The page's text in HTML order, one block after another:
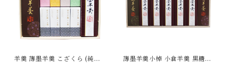
羊羹 薄墨羊羹 こざくら (純米
薄墨羊羹小棹 小倉羊羹 黒糖羊